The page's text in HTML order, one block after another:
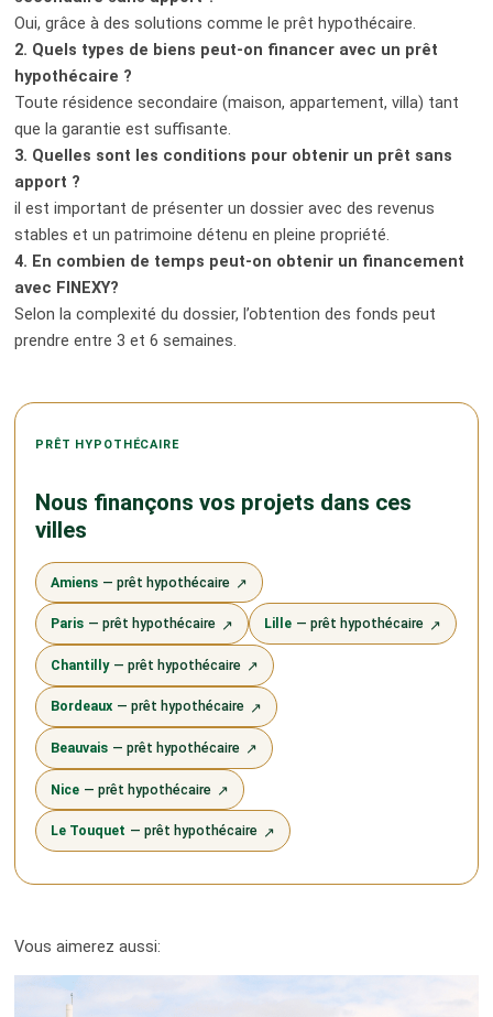
Oui, grâce à des solutions comme le prêt hypothécaire.
2. Quels types de biens peut-on financer avec un prêt
hypothécaire ?
Toute résidence secondaire (maison, appartement, villa) tant
que la garantie est suffisante.
3. Quelles sont les conditions pour obtenir un prêt sans
apport ?
il est important de présenter un dossier avec des revenus
stables et un patrimoine détenu en pleine propriété.
4. En combien de temps peut-on obtenir un financement
avec FINEXY?
Selon la complexité du dossier, l’obtention des fonds peut
prendre entre 3 et 6 semaines.
PRÊT HYPOTHÉCAIRE
Nous finançons vos projets dans ces
villes
Amiens — prêt hypothécaire ↗
Paris — prêt hypothécaire ↗ Lille — prêt hypothécaire ↗
Chantilly — prêt hypothécaire ↗
Bordeaux — prêt hypothécaire ↗
Beauvais — prêt hypothécaire ↗
Nice — prêt hypothécaire ↗
Le Touquet — prêt hypothécaire ↗
Vous aimerez aussi: